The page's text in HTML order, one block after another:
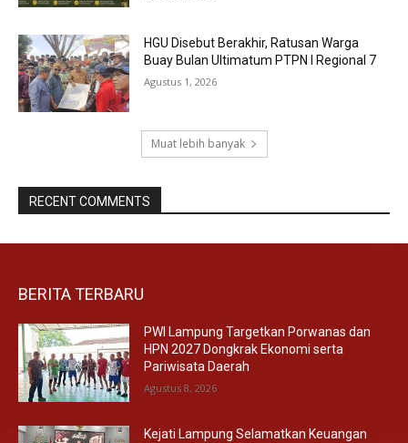
HGU Disebut Berakhir, Ratusan Warga
Buay Bulan Ultimatum PTPN I Regional 7
Agustus 1, 2026
Muat lebih banyak
RECENT COMMENTS
BERITA TERBARU
PWI Lampung Targetkan Porwanas dan
HPN 2027 Dongkrak Ekonomi serta
Pariwisata Daerah
Agustus 8, 2026
Kejati Lampung Selamatkan Keuangan